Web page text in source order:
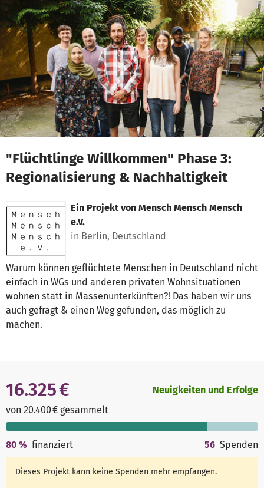
Zum Hauptinhalt springen
Erklärung zur Barrierefreiheit anzeigen
"Flüchtlinge Willkommen" Phase 3:
Regionalisierung & Nachhaltigkeit
Ein Projekt von Mensch Mensch Mensch
e.V.
in Berlin, Deutschland
Warum können geflüchtete Menschen in Deutschland nicht
einfach in WGs und anderen privaten Wohnsituationen
wohnen statt in Massenunterkünften?! Das haben wir uns
auch gefragt & einen Weg gefunden, das möglich zu
machen.
16.325 €
von 20.400 € gesammelt
Neuigkeiten und Erfolge
80 % finanziert 56 Spenden
Dieses Projekt kann keine Spenden mehr empfangen.